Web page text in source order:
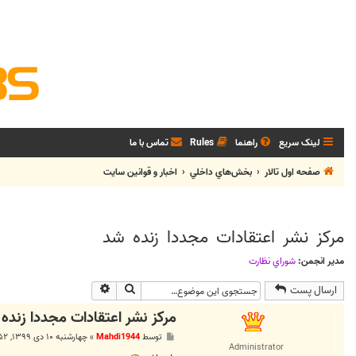
لینک سریع راهنما Rules
تماس با ما
صفحه اول تالار
بخش‌هاي داخلي اخبار و قوانين سايت
مرکز نشر اعتقادات مجددا زنده شد
مدیر انجمن: شوراي نظارت
ارسال پست جستجو
Administrator
مرکز نشر اعتقادات مجددا
توسطMahdi1944
»چهارشنبه ۱۰ دی ۱۳۹۹, ۸:۵۲ ب.ظ